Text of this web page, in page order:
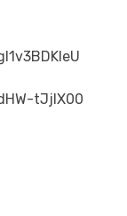
tJjIX00